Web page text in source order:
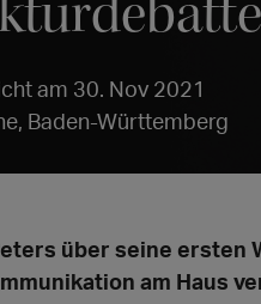
am 30. Nov 2021
Baden-Württemberg
über seine ersten
am Haus